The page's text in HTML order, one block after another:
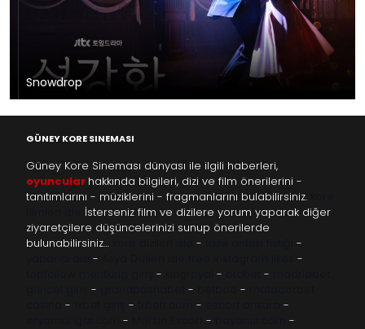
Snowdrop
GÜNEY KORE SINEMASI
Güney Kore Sineması dünyası ile ilgili haberleri,
oyuncular hakkında bilgileri, dizi ve film önerilerini -
tanıtımlarını - müziklerini - fragmanlarını bulabilirsiniz.
İsterseniz film ve dizilere yorum yaparak diğer
ziyaretçilere düşüncelerinizi sunup önerilerde
bulunabilirsiniz…
-
-
-
-
- - -
- - -
- - -
-
- - -